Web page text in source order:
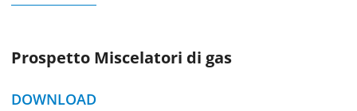
Prospetto Miscelatori di gas
DOWNLOAD